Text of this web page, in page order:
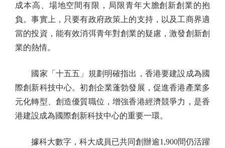
成本高、場地空間有限，局限青年大膽創新創業的抱
負。事實上，只要有政府政策上的支持，以及工商界適
當的投資，能有效消弭青年對創業的疑慮，激發創新創
業的熱情。
國家「十五五」規劃明確指出，香港要建設成為國
際創新科技中心。初創企業蓬勃發展，促進香港產業多
元化轉型、創造優質職位，增強香港經濟競爭力，是香
港建設成為國際創新科技中心的重要一環。
據科大數字，科大成員已共同創辦逾1,900間仍活躍